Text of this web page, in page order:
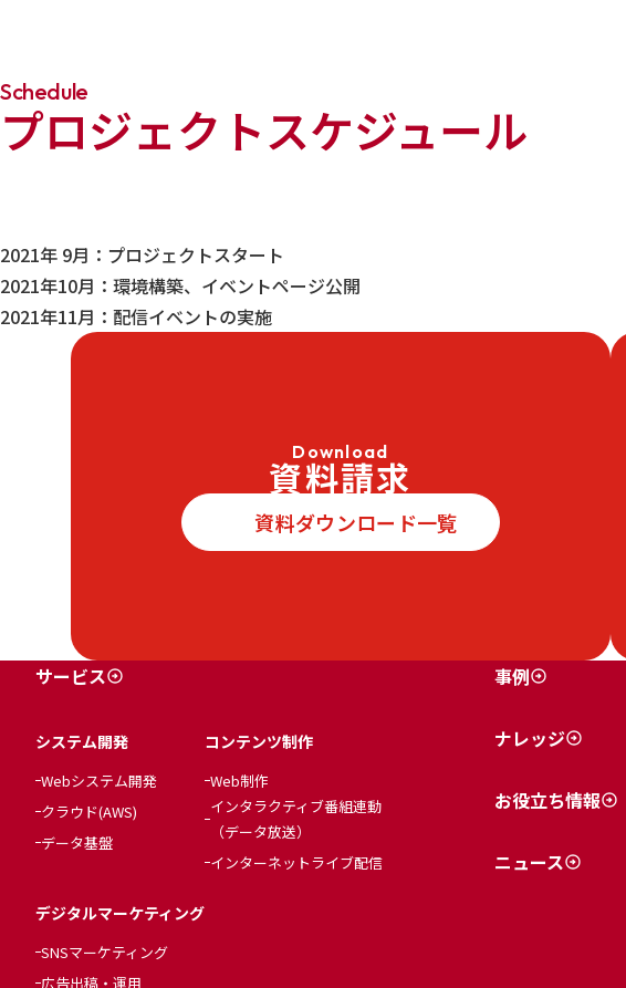
Schedule
プロジェクトスケジュール
2021年 9月：プロジェクトスタート
2021年10月：環境構築、イベントページ公開
2021年11月：配信イベントの実施
Download
資料請求
資料ダウンロード一覧
サービス
システム開発
Webシステム開発
クラウド(AWS)
データ基盤
デジタルマーケティング
SNSマーケティング
広告出稿・運用
コンテンツ制作
Web制作
インタラクティブ番組連動
（データ放送）
インターネットライブ配信
事例
ナレッジ
お役立ち情報
ニュース